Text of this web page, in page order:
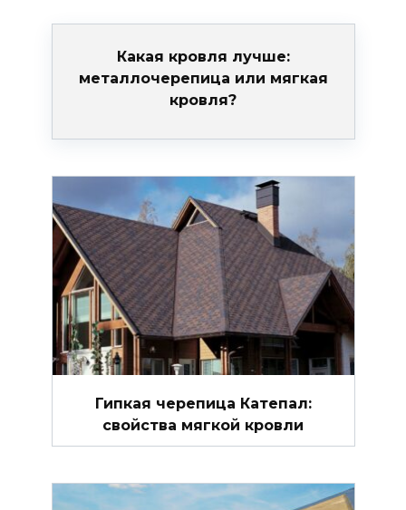
Какая кровля лучше:
металлочерепица или мягкая
кровля?
Гипкая черепица Катепал:
свойства мягкой кровли